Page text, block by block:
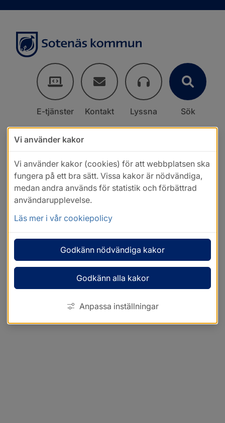
E-tjänster Kontakt Lyssna Sök
Vi använder kakor
Vi använder kakor (cookies) för att webbplatsen ska
fungera på ett bra sätt. Vissa kakor är nödvändiga,
medan andra används för statistik och förbättrad
användarupplevelse.
Läs mer i vår cookiepolicy
Godkänn nödvändiga kakor
Godkänn alla kakor
Anpassa inställningar